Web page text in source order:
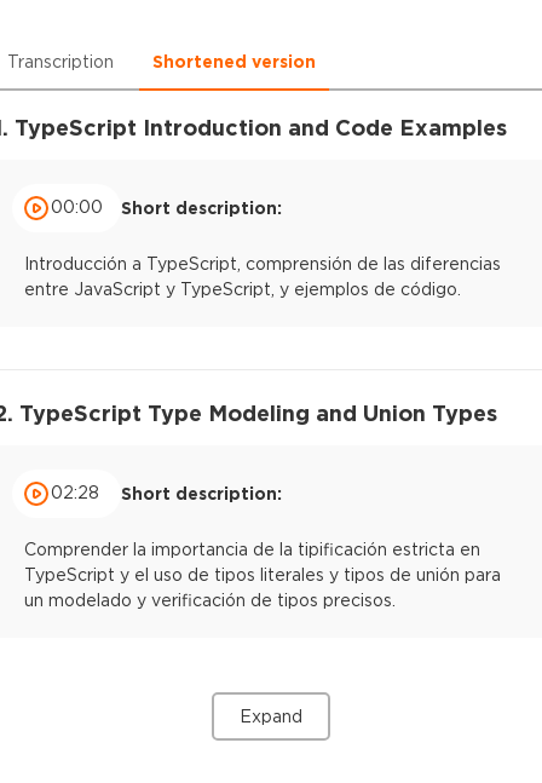
Transcription Shortened version
TypeScript Introduction and Code Examples
00:00 Short description:
Introducción a TypeScript, comprensión de las diferencias
entre JavaScript y TypeScript, y ejemplos de código.
TypeScript Type Modeling and Union Types
02:28 Short description:
Comprender la importancia de la tipificación estricta en
TypeScript y el uso de tipos literales y tipos de unión para
un modelado y verificación de tipos precisos.
Expand